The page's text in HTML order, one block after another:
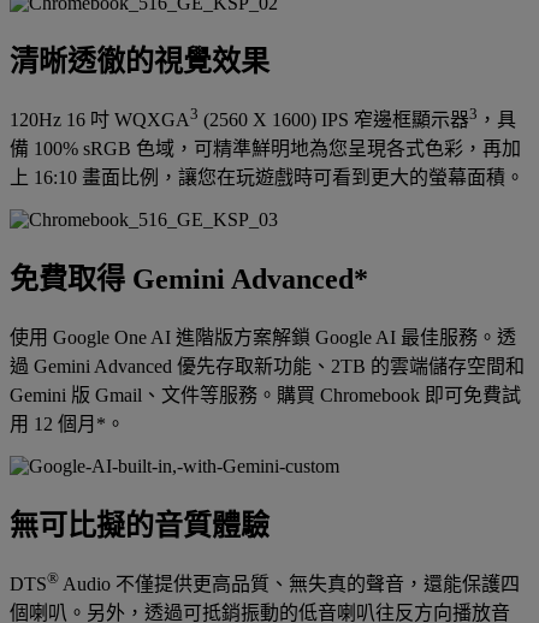
清晰透徹的視覺效果
120Hz 16 吋 WQXGA3 (2560 X 1600) IPS 窄邊框顯示器3 ，具
備 100% sRGB 色域，可精準鮮明地為您呈現各式色彩，再加
上 16:10 畫面比例，讓您在玩遊戲時可看到更大的螢幕面積。
免費取得 Gemini Advanced*
使用 Google One AI 進階版方案解鎖 Google AI 最佳服務。透
過 Gemini Advanced 優先存取新功能、2TB 的雲端儲存空間和
Gemini 版 Gmail、文件等服務。購買 Chromebook 即可免費試
用 12 個月*。
無可比擬的音質體驗
DTS® Audio 不僅提供更高品質、無失真的聲音，還能保護四
個喇叭。另外，透過可抵銷振動的低音喇叭往反方向播放音